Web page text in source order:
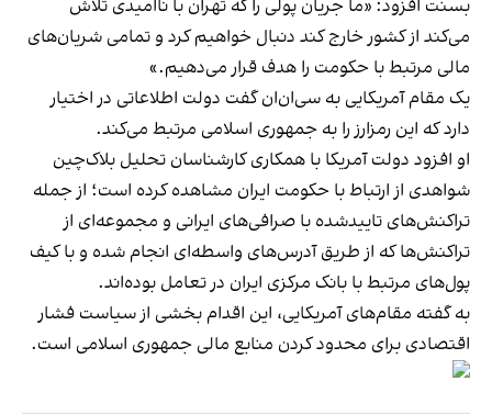
بسنت افزود: «ما جریان پولی را که تهران با ناامیدی تلاش
می‌کند از کشور خارج کند دنبال خواهیم کرد و تمامی شریان‌های
مالی مرتبط با حکومت را هدف قرار می‌دهیم.»
یک مقام آمریکایی به سی‌ان‌ان گفت دولت اطلاعاتی در اختیار
دارد که این رمزارز را به جمهوری اسلامی مرتبط می‌کند.
او افزود دولت آمریکا با همکاری کارشناسان تحلیل بلاک‌چین
شواهدی از ارتباط با حکومت ایران مشاهده کرده است؛ از جمله
تراکنش‌های تاییدشده با صرافی‌های ایرانی و مجموعه‌ای از
تراکنش‌ها که از طریق آدرس‌های واسطه‌ای انجام شده و با کیف
پول‌های مرتبط با بانک مرکزی ایران در تعامل بوده‌اند.
به گفته مقام‌های آمریکایی، این اقدام بخشی از سیاست فشار
اقتصادی برای محدود کردن منابع مالی جمهوری اسلامی است.